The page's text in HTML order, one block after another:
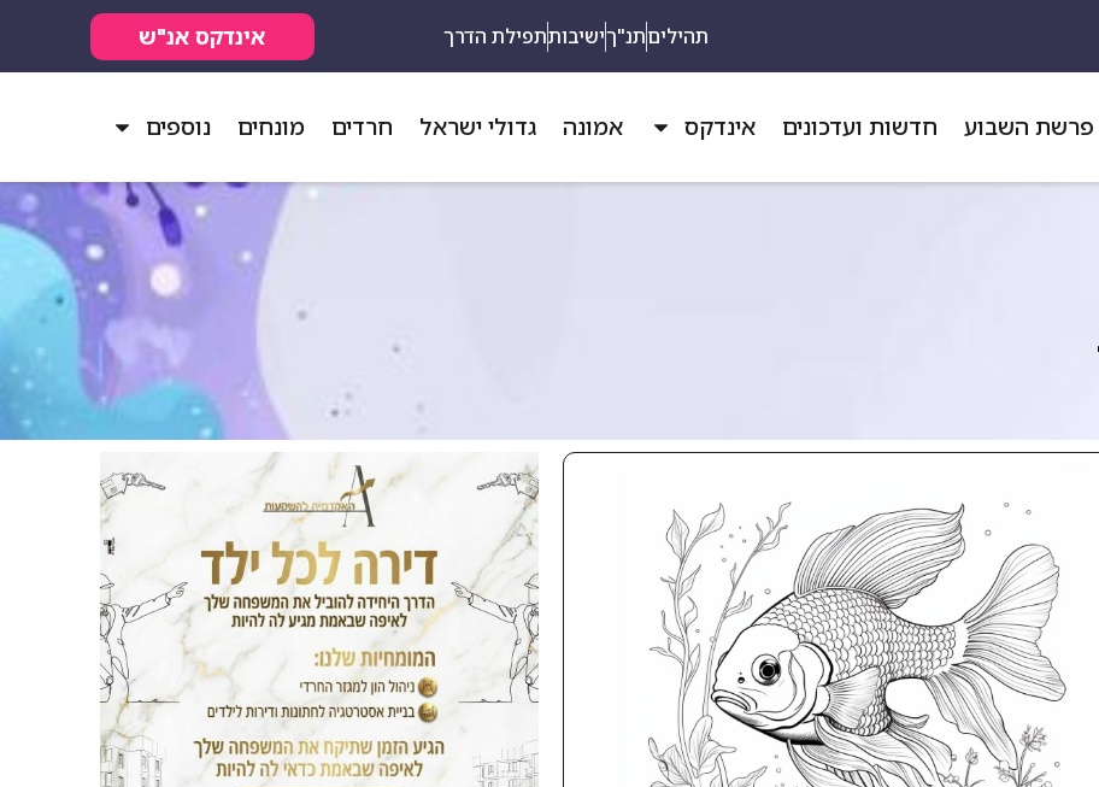
תהיליםתנ"ךישיבותתפילת הדרך אינדקס אנ"ש
פרשת השבוע חדשות ועדכונים אינדקס אמונה גדולי ישראל חרדים מונחים נוספים